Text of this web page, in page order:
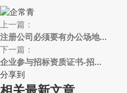
上一篇：
注册公司必须要有办公场地...
下一篇：
企业参与招标资质证书-招...
分享到